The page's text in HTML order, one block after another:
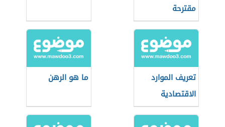
مقترحة
تعريف الموارد
الاقتصادية
ما هو الرهن